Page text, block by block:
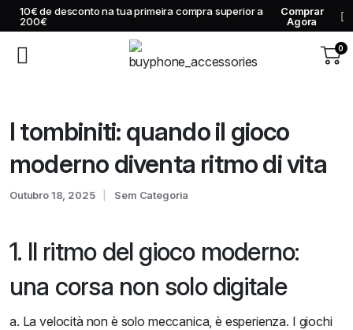
10€ de desconto na tua primeira compra superior a
200€
Comprar
Agora
0
I tombiniti: quando il gioco
moderno diventa ritmo di vita
Outubro 18, 2025 Sem Categoria
1. Il ritmo del gioco moderno:
una corsa non solo digitale
a. La velocità non è solo meccanica, è esperienza. I giochi